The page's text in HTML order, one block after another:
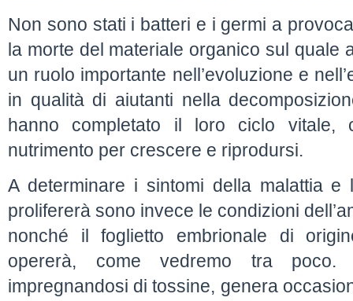
Non sono stati i batteri e i germi a
la morte del materiale organico sul quale
un ruolo importante nell’evoluzione e
in qualità di aiutanti nella
hanno completato il loro ciclo vitale,
nutrimento per crescere e riprodursi.
A determinare i sintomi della malattia
prolifererà sono invece le condizioni
nonché il foglietto embrionale di
opererà, come vedremo tra
impregnandosi di tossine, genera